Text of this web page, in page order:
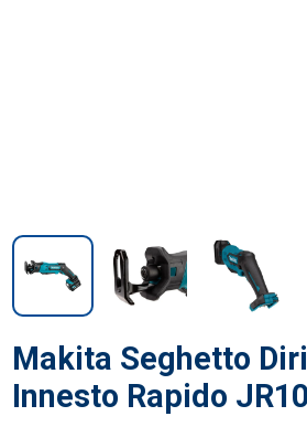
Makita Seghetto
Innesto Rapido